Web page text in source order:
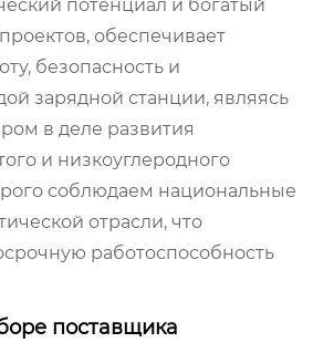
потенциал и богатый
обеспечивает
безопасность и
зарядной станции, являясь
в деле развития
и низкоуглеродного
соблюдаем национальные
отрасли, что
работоспособность
поставщика